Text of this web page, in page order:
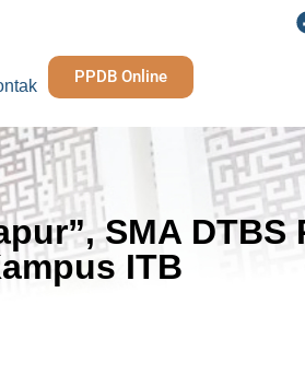
PPDB Online
SMA DTBS
ITB